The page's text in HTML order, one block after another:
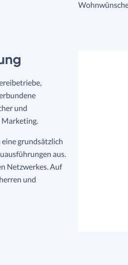
und
Marketing.
grundsätzlich
aus.
Netzwerkes. Auf
und